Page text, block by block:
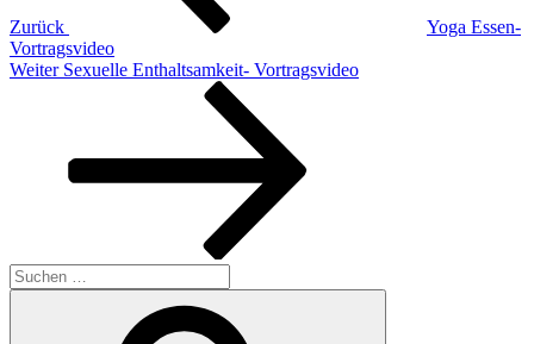
Zurück
Yoga Essen-
Vortragsvideo
Nächster
Weiter Sexuelle Enthaltsamkeit- Vortragsvideo
Suchen
nach: